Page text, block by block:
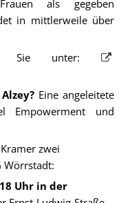
als gegeben
in mittlerweile über
Sie unter:
Eine angeleitete
Empowerment und
zwei
Wörrstadt:
Uhr in der